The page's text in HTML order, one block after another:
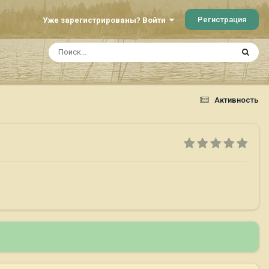
Уже зарегистрированы? Войти Регистрация
Активность